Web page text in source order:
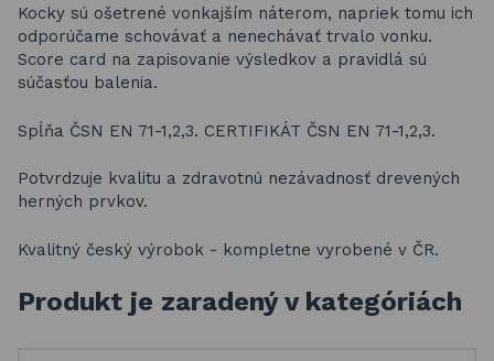
Kocky sú ošetrené vonkajším náterom, napriek tomu ich
odporúčame schovávať a nenechávať trvalo vonku.
Score card na zapisovanie výsledkov a pravidlá sú
súčasťou balenia.
Spĺňa ČSN EN 71-1,2,3. CERTIFIKÁT ČSN EN 71-1,2,3.
Potvrdzuje kvalitu a zdravotnú nezávadnosť drevených
herných prvkov.
Kvalitný český výrobok - kompletne vyrobené v ČR.
Produkt je zaradený v kategóriách